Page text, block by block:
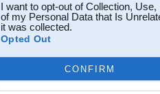
I want to opt-out of Collection,
of my Personal Data that Is
it was collected.
Opted Out
CONFIRM